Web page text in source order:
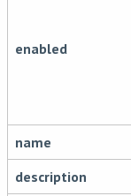
enabled
name
description